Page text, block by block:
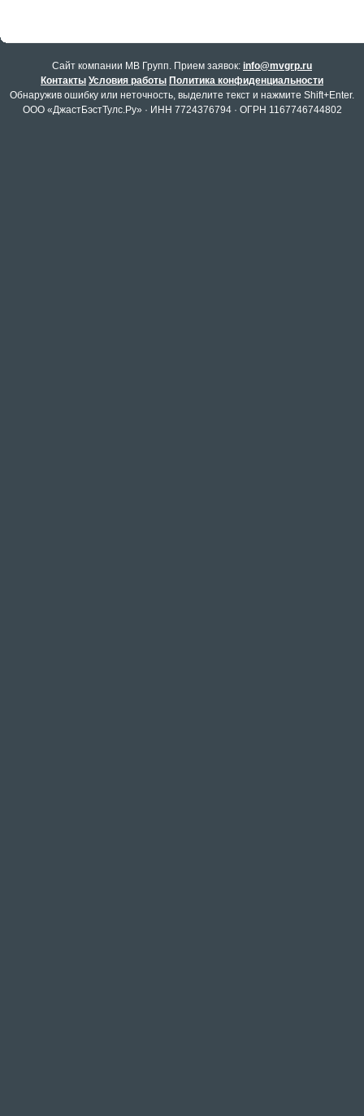
Cайт компании МВ Групп. Прием заявок: info@mvgrp.ru
Контакты Условия работы Политика конфиденциальности
Обнаружив ошибку или неточность, выделите текст и нажмите Shift+Enter.
ООО «ДжастБэстТулс.Ру» · ИНН 7724376794 · ОГРН 1167746744802